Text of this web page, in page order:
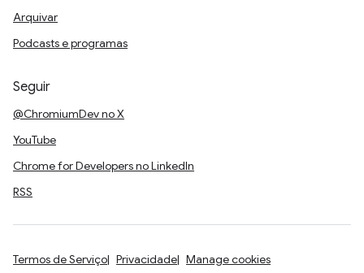
Arquivar
Podcasts e programas
Seguir
@ChromiumDev no X
YouTube
Chrome for Developers no LinkedIn
RSS
Termos de Serviço Privacidade Manage cookies